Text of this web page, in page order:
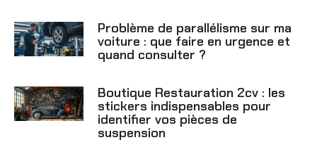
Problème de parallélisme sur ma
voiture : que faire en urgence et
quand consulter ?
Boutique Restauration 2cv : les
stickers indispensables pour
identifier vos pièces de
suspension